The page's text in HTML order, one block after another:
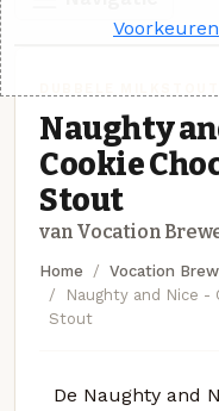
Naughty
Cookie
Stout
van Vocation
Home
Vocation
Naughty and Nice -
Stout
De Naughty and
Voorkeuren